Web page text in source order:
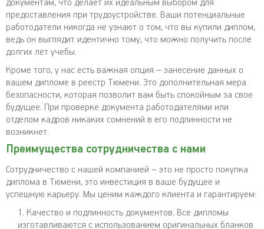
документам, что делает их идеальным выбором для
предоставления при трудоустройстве. Ваши потенциальные
работодатели никогда не узнают о том, что вы купили диплом,
ведь он выглядит идентично тому, что можно получить после
долгих лет учебы.
Кроме того, у нас есть важная опция – занесение данных о
вашем дипломе в реестр Тюмени. Это дополнительная мера
безопасности, которая позволит вам быть спокойным за свое
будущее. При проверке документа работодателями или
отделом кадров никаких сомнений в его подлинности не
возникнет.
Преимущества сотрудничества с нами
Сотрудничество с нашей компанией – это не просто покупка
диплома в Тюмени, это инвестиция в ваше будущее и
успешную карьеру. Мы ценим каждого клиента и гарантируем:
Качество и подлинность документов. Все дипломы
изготавливаются с использованием оригинальных бланков